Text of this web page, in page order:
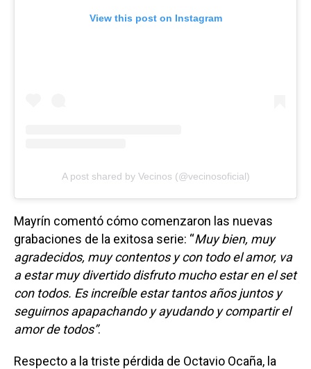
View this post on Instagram
A post shared by Vecinos (@vecinosoficial)
Mayrín comentó cómo comenzaron las nuevas
grabaciones de la exitosa serie: “Muy bien, muy
agradecidos, muy contentos y con todo el amor, va
a estar muy divertido disfruto mucho estar en el set
con todos. Es increíble estar tantos años juntos y
seguirnos apapachando y ayudando y compartir el
amor de todos”.
Respecto a la triste pérdida de Octavio Ocaña, la